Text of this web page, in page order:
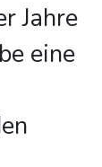
Jahre
eine